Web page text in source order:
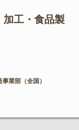
加工・食品製
業部（全国）